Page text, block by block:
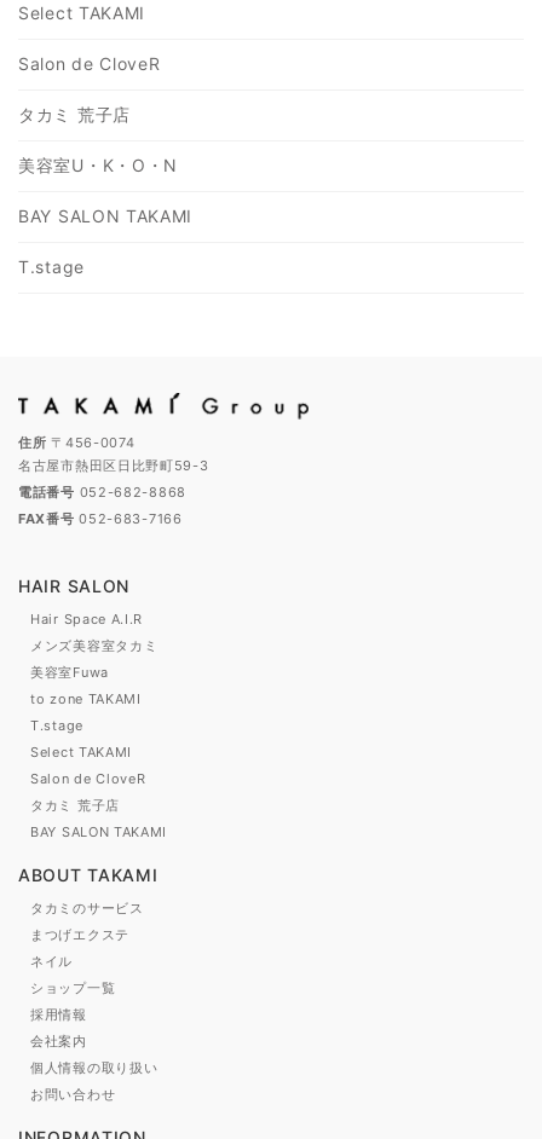
Select TAKAMI
Salon de CloveR
タカミ 荒子店
美容室U・K・O・N
BAY SALON TAKAMI
T.stage
住所 〒456-0074
名古屋市熱田区日比野町59-3
電話番号 052-682-8868
FAX番号 052-683-7166
HAIR SALON
Hair Space A.I.R
メンズ美容室タカミ
美容室Fuwa
to zone TAKAMI
T.stage
Select TAKAMI
Salon de CloveR
タカミ 荒子店
BAY SALON TAKAMI
ABOUT TAKAMI
タカミのサービス
まつげエクステ
ネイル
ショップ一覧
採用情報
会社案内
個人情報の取り扱い
お問い合わせ